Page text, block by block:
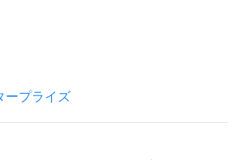
ープライズ